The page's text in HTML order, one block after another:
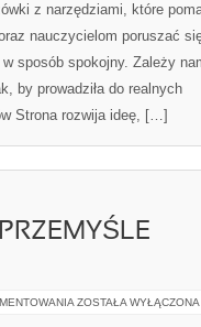
z narzędziami, które
nauczycielom poruszać
sposób spokojny. Zależy
by prowadziła do realnych
Strona rozwija ideę, […]
LOGISTYKA
ZOSTAŁA WYŁĄCZONA